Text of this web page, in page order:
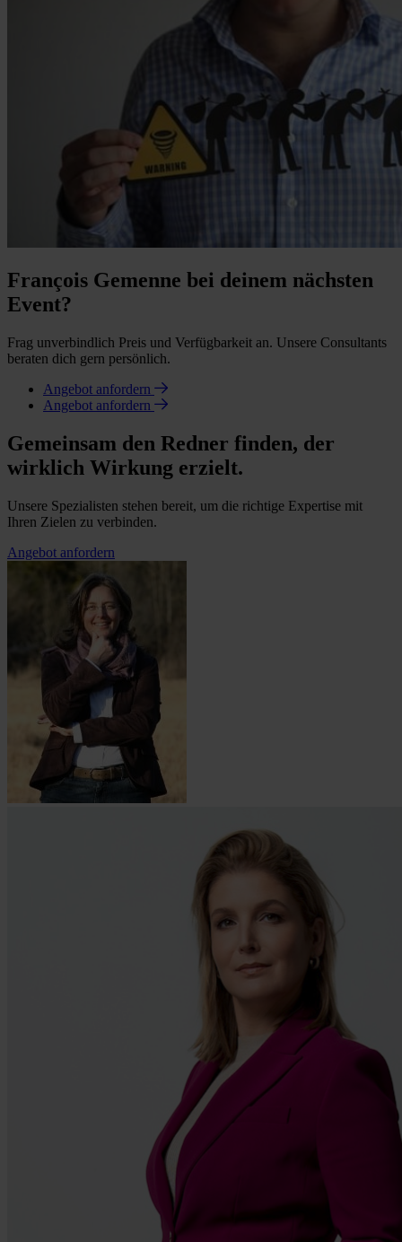
François Gemenne bei deinem nächsten
Event?
Frag unverbindlich Preis und Verfügbarkeit an. Unsere Consultants
beraten dich gern persönlich.
Angebot anfordern
Angebot anfordern
Gemeinsam den Redner finden, der
wirklich Wirkung erzielt.
Unsere Spezialisten stehen bereit, um die richtige Expertise mit
Ihren Zielen zu verbinden.
Angebot anfordern